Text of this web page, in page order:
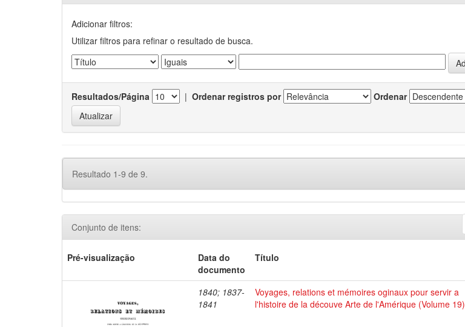
Adicionar filtros:
Utilizar filtros para refinar o resultado de busca.
Resultados/Página | Ordenar registros por Ordenar
Resultado 1-9 de 9.
Conjunto de itens:
Pré-visualização
Data do
documento
Título
1840; 1837-
1841
Voyages, relations et mémoires oginaux pour servir a
l'histoire de la découve Arte de l'Amérique (Volume 19)